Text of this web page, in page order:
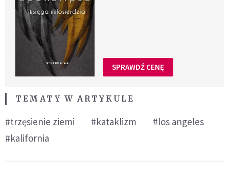
SPRAWDŹ CENĘ
TEMATY W ARTYKULE
#trzęsienie ziemi #kataklizm
#los angeles
#kalifornia